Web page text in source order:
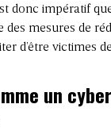
donc impératif
mesures de
d’être victimes
un